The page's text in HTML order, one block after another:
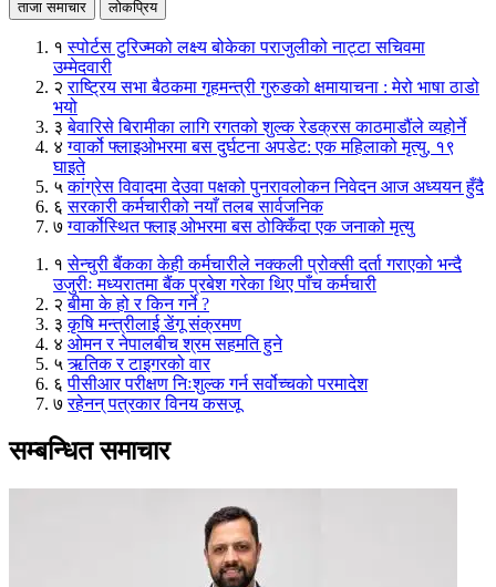
ताजा समाचार लोकप्रिय
१ स्पोर्टस टुरिज्मको लक्ष्य बोकेका पराजुलीको नाट्टा सचिवमा
उम्मेदवारी
२ राष्ट्रिय सभा बैठकमा गृहमन्त्री गुरुङको क्षमायाचना : मेरो भाषा ठाडो
भयो
३ बेवारिसे बिरामीका लागि रगतको शुल्क रेडक्रस काठमाडौंले व्यहोर्ने
४ ग्वार्को फ्लाइओभरमा बस दुर्घटना अपडेट: एक महिलाको मृत्यु, १९
घाइते
५ कांग्रेस विवादमा देउवा पक्षको पुनरावलोकन निवेदन आज अध्ययन हुँदै
६ सरकारी कर्मचारीको नयाँ तलब सार्वजनिक
७ ग्वार्कोस्थित फ्लाइ ओभरमा बस ठोक्किँदा एक जनाको मृत्यु
१ सेन्चुरी बैंकका केही कर्मचारीले नक्कली प्रोक्सी दर्ता गराएको भन्दै
उजुरीः मध्यरातमा बैंक प्रबेश गरेका थिए पाँच कर्मचारी
२ बीमा के हो र किन गर्ने ?
३ कृषि मन्त्रीलाई डेंगू संक्रमण
४ ओमन र नेपालबीच श्रम सहमति हुने
५ ऋतिक र टाइगरको वार
६ पीसीआर परीक्षण निःशुल्क गर्न सर्वोच्चको परमादेश
७ रहेनन् पत्रकार विनय कसजू
सम्बन्धित समाचार